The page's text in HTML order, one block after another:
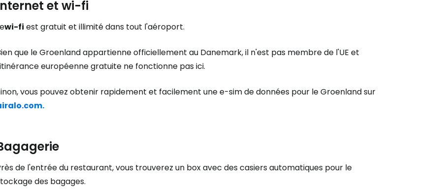
et wi-fi
wi-fi est gratuit et illimité dans tout l'aéroport.
que le Groenland appartienne officiellement au Danemark, il n'est pas membre de l'UE et
européenne gratuite ne fonctionne pas ici.
vous pouvez obtenir rapidement et facilement une e-sim de données pour le Groenland sur
de l'entrée du restaurant, vous trouverez un box avec des casiers automatiques pour le
des bagages.